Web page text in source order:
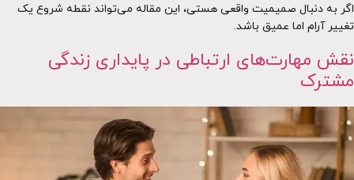
اگر به دنبال صمیمیت واقعی هستی، این مقاله می‌تواند نقطه شروع یک
تغییر آرام اما عمیق باشد.
نقش مهارت‌های ارتباطی در پایداری زندگی
مشترک